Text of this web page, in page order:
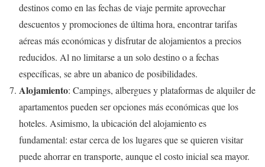
destinos como en las fechas de viaje permite aprovechar
descuentos y promociones de última hora, encontrar tarifas
aéreas más económicas y disfrutar de alojamientos a precios
reducidos. Al no limitarse a un solo destino o a fechas
específicas, se abre un abanico de posibilidades.
Alojamiento: Campings, albergues y plataformas de alquiler de
apartamentos pueden ser opciones más económicas que los
hoteles. Asimismo, la ubicación del alojamiento es
fundamental: estar cerca de los lugares que se quieren visitar
puede ahorrar en transporte, aunque el costo inicial sea mayor.